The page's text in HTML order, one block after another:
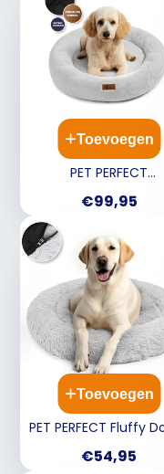
Toevoegen
PET PERFECT
Hondenmand - Grijs
Prijs
€99,95
Toevoegen
PET PERFECT Fluffy
cm
Prijs
€54,95